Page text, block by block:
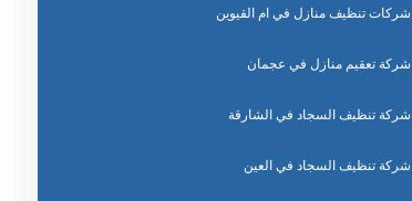
شركات تنظيف منازل في ام القيوين
شركة تعقيم منازل في عجمان
شركة تنظيف السجاد في الشارقة
شركة تنظيف السجاد في العين